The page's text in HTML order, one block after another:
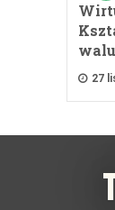
27